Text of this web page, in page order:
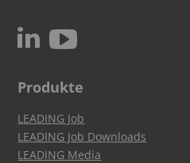
N c
Produkte
LEADING Job
LEADING Job Downloads
LEADING Media